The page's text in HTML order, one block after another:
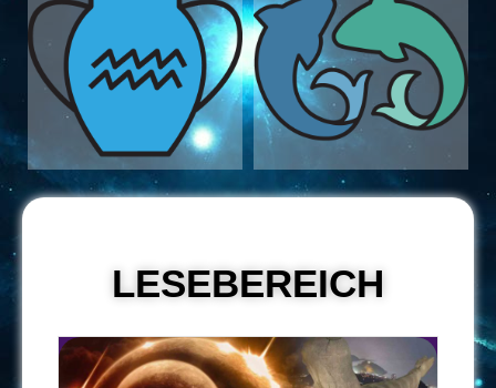
LESEBEREICH